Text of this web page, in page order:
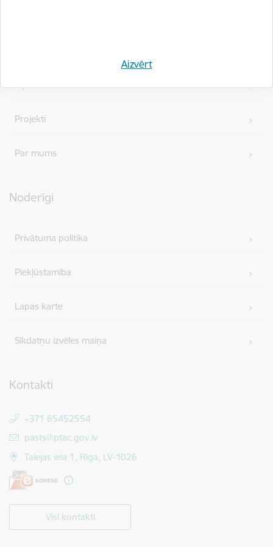
Aizvērt
Iepirkumi
Projekti
Par mums
Noderīgi
Privātuma politika
Piekļūstamība
Lapas karte
Sīkdatņu izvēles maiņa
Kontakti
+371 65452554
E-pasts:
pasts@ptac.gov.lv
Talejas iela 1, Rīga, LV-1026
Visi kontakti